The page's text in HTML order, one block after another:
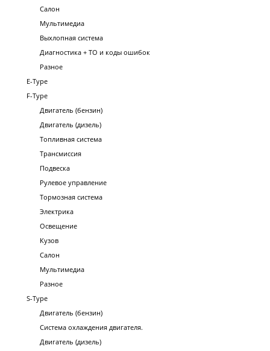
Салон
Мультимедиа
Выхлопная система
Диагностика + ТО и коды ошибок
Разное
E-Type
F-Type
Двигатель (бензин)
Двигатель (дизель)
Топливная система
Трансмиссия
Подвеска
Рулевое управление
Тормозная система
Электрика
Освещение
Кузов
Салон
Мультимедиа
Разное
S-Type
Двигатель (бензин)
Система охлаждения двигателя.
Двигатель (дизель)